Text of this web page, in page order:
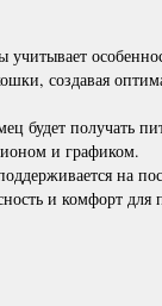
создавая
будет получать
и графиком.
на
и комфорт для